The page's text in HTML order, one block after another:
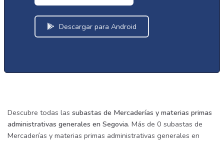
Descargar para Android
Descubre todas las subastas de Mercaderías y materias primas
administrativas generales en Segovia. Más de 0 subastas de
Mercaderías y materias primas administrativas generales en